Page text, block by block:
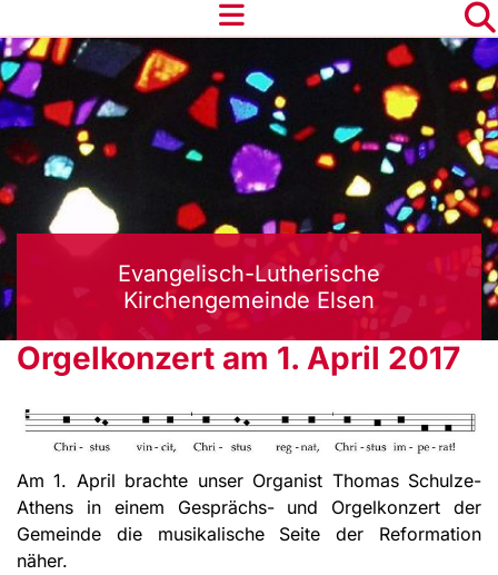
Evangelisch-Lutherische
Kirchengemeinde Elsen
Orgelkonzert am 1. April 2017
Am 1. April brachte unser Organist Thomas Schulze-
Athens in einem Gesprächs- und Orgelkonzert der
Gemeinde die musikalische Seite der Reformation
näher.